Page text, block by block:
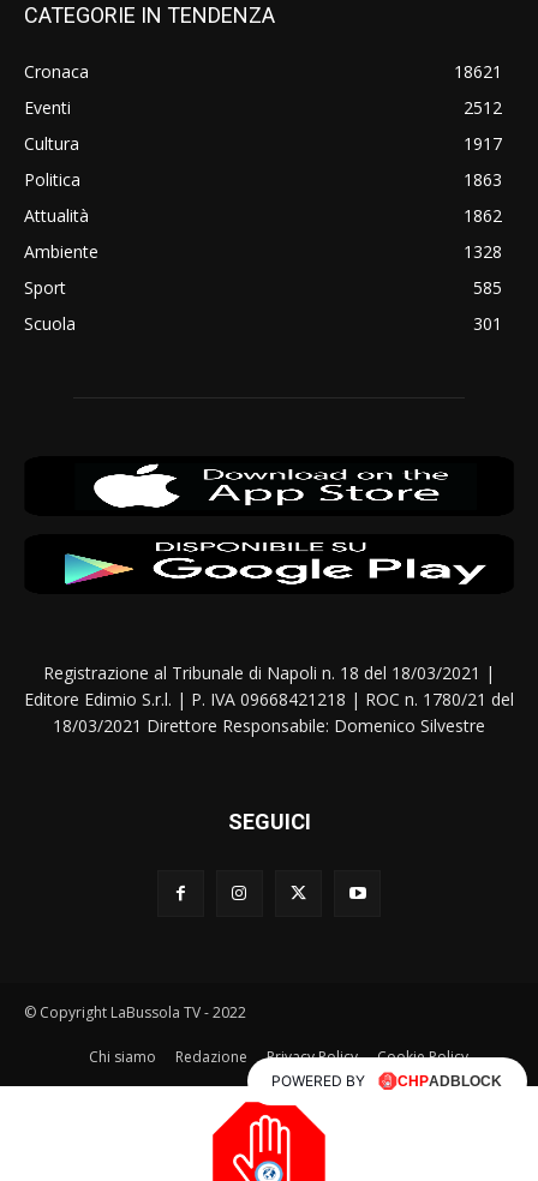
CATEGORIE IN TENDENZA
Cronaca
18621
Eventi
2512
Cultura
1917
Politica
1863
Attualità
1862
Ambiente
1328
Sport
585
Scuola
301
Registrazione al Tribunale di Napoli n. 18 del 18/03/2021 |
Editore Edimio S.r.l. | P. IVA 09668421218 | ROC n. 1780/21 del
18/03/2021 Direttore Responsabile: Domenico Silvestre
SEGUICI
© Copyright LaBussola TV - 2022
Chi siamo Redazione Privacy Policy Cookie Policy
POWERED BY